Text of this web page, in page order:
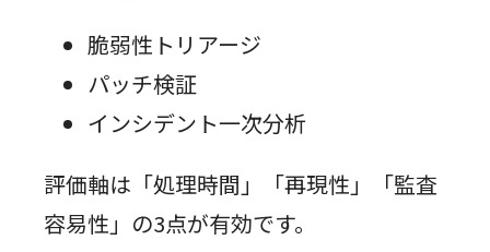
脆弱性トリアージ
パッチ検証
インシデント一次分析
評価軸は「処理時間」「再現性」「監査
容易性」の3点が有効です。